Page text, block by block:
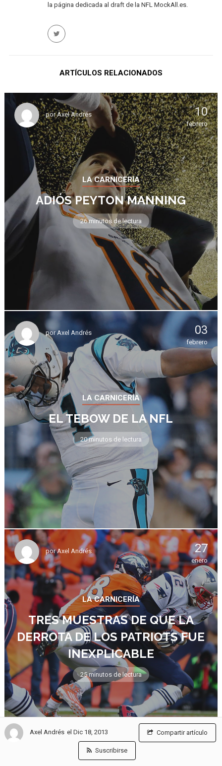
Axel Andrés el Dic 18, 2013 Compartir artículo
Suscribirse
la página dedicada al draft de la NFL MockAll.es.
ARTÍCULOS RELACIONADOS
porAxel Andrés 10
febrero
LA CARNICERÍA
ADIÓS PEYTON MANNING
26 minutos de lectura
porAxel Andrés 03
febrero
LA CARNICERÍA
EL TEBOW DE LA NFL
20 minutos de lectura
porAxel Andrés 27
enero
LA CARNICERÍA
TRES MUESTRAS DE QUE LA
DERROTA DE LOS PATRIOTS FUE
INEXPLICABLE
25 minutos de lectura